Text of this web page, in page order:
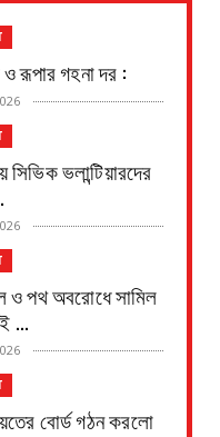
ও রূপার গহনা দর :
সিভিক ভলান্টিয়ারদের
ও পথ অবরোধে সামিল
...
বোর্ড গঠন করলো